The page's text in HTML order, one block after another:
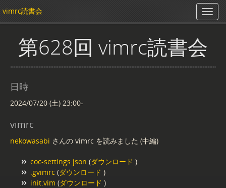
vimrc読書会
第628回 vimrc読書会
日時
2024/07/20 (土) 23:00-
vimrc
nekowasabi さんの vimrc を読みました (中編)
coc-settings.json (ダウンロード )
.gvimrc (ダウンロード )
init.vim (ダウンロード )